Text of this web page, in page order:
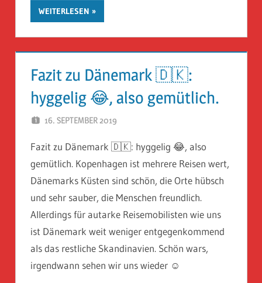
WEITERLESEN
Fazit zu Dänemark 🇩🇰:
hyggelig 😂, also gemütlich.
16. SEPTEMBER 2019
Fazit zu Dänemark 🇩🇰: hyggelig 😂, also
gemütlich. Kopenhagen ist mehrere Reisen wert,
Dänemarks Küsten sind schön, die Orte hübsch
und sehr sauber, die Menschen freundlich.
Allerdings für autarke Reisemobilisten wie uns
ist Dänemark weit weniger entgegenkommend
als das restliche Skandinavien. Schön wars,
irgendwann sehen wir uns wieder ☺️